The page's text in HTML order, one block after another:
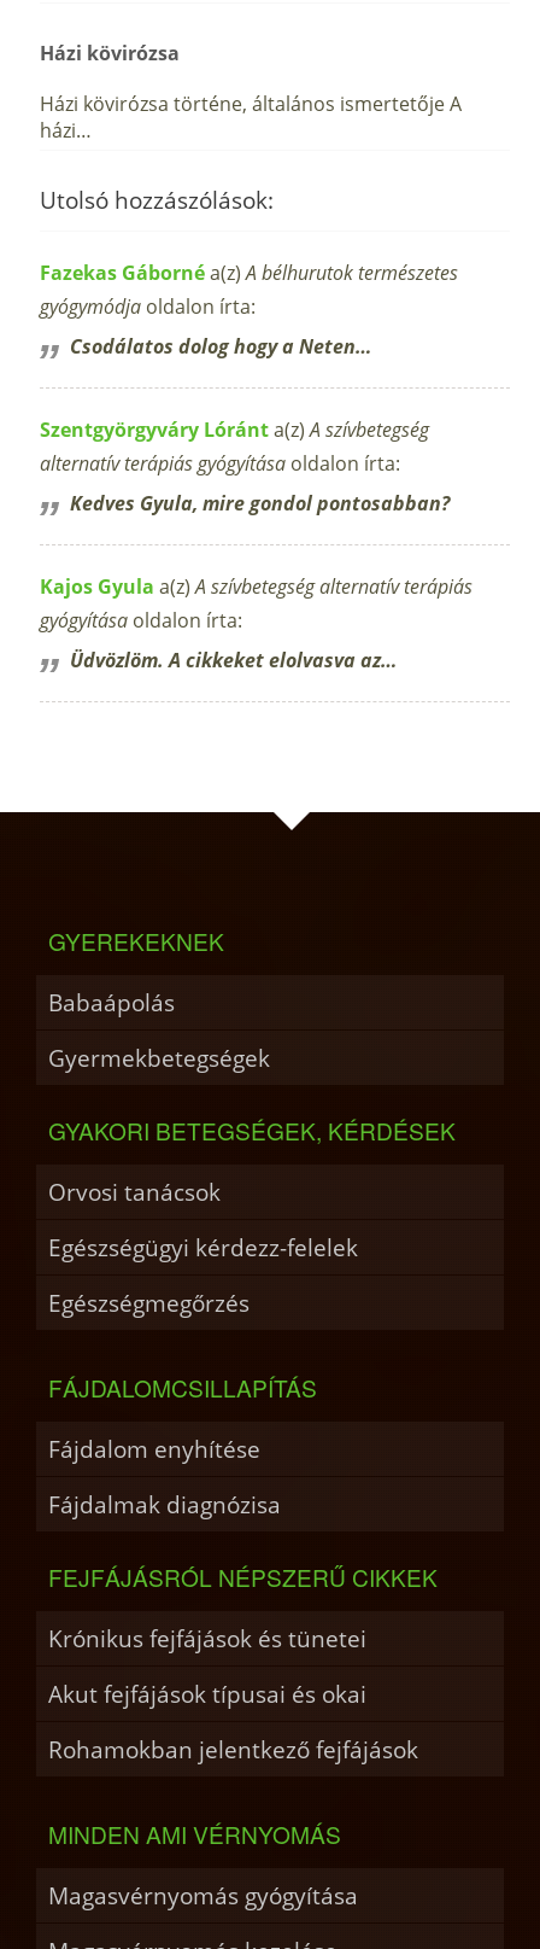
Házi kövirózsa
Házi kövirózsa történe, általános ismertetője A
házi…
Utolsó hozzászólások:
Fazekas Gábornéa(z)A bélhurutok természetes
gyógymódja oldalon írta:
Csodálatos dolog hogy a Neten…
Szentgyörgyváry Lóránta(z)A szívbetegség
alternatív terápiás gyógyítása oldalon írta:
Kedves Gyula, mire gondol pontosabban?
Kajos Gyula a(z)A szívbetegség alternatív terápiás
gyógyítása oldalon írta:
Üdvözlöm. A cikkeket elolvasva az…
GYEREKEKNEK
Babaápolás
Gyermekbetegségek
GYAKORI BETEGSÉGEK, KÉRDÉSEK
Orvosi tanácsok
Egészségügyi kérdezz-felelek
Egészségmegőrzés
FÁJDALOMCSILLAPÍTÁS
Fájdalom enyhítése
Fájdalmak diagnózisa
FEJFÁJÁSRÓL NÉPSZERŰ CIKKEK
Krónikus fejfájások és tünetei
Akut fejfájások típusai és okai
Rohamokban jelentkező fejfájások
MINDEN AMI VÉRNYOMÁS
Magasvérnyomás gyógyítása